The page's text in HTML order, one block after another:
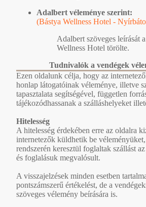
Adalbert véleménye szerint:
(Bástya Wellness Hotel -
Adalbert szöveges leírását
Wellness Hotel törölte.
Tudnivalók a vendégek
Ezen oldalunk célja, hogy az
honlap látogatóinak véleménye, illetve
tapasztalata segítségével, független
tájékozódhassanak a szálláshelyeket
Hitelesség
A hitelesség érdekében erre az oldalra
internetezők küldhetik be
rendszerén keresztül foglaltak szállást
és foglalásuk megvalósult.
A visszajelzések minden esetben
pontszámszerű értékelést, de a
szöveges vélemény beírására is.